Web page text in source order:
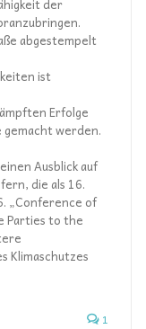
der
abgestempelt
ist
Erfolge
werden.
Ausblick auf
die als 16.
„Conference of
Parties to the
Klimaschutzes
1